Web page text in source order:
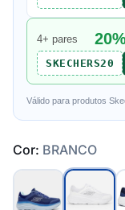
4+ pares
SKECHERS20
Válido para produtos
Cor: BRANCO